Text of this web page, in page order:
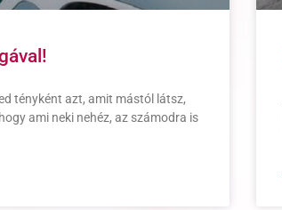
tényként azt, amit mástól látsz,
ami neki nehéz, az számodra is